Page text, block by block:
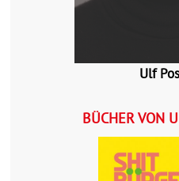
Ulf
BÜCHER VON